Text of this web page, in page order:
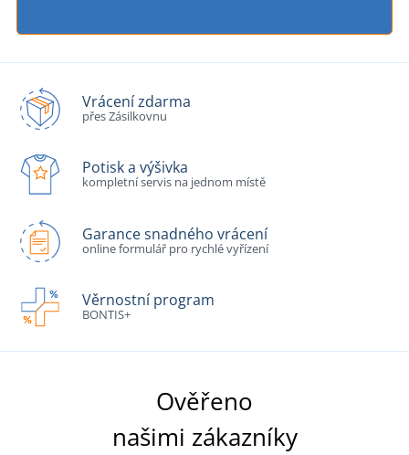
Vrácení zdarma
přes Zásilkovnu
Potisk a výšivka
kompletní servis na jednom místě
Garance snadného vrácení
online formulář pro rychlé vyřízení
Věrnostní program
BONTIS+
Ověřeno
našimi zákazníky